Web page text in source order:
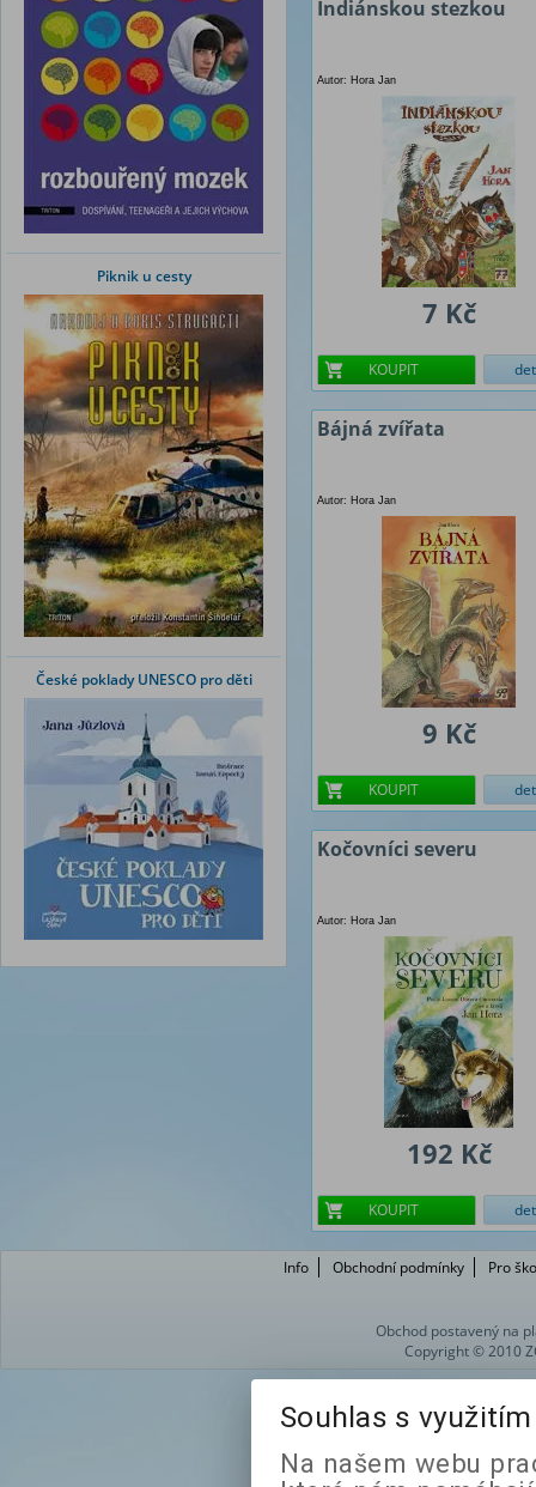
Piknik u cesty
České poklady UNESCO pro děti
Indiánskou stezkou
Autor: Hora Jan
7 Kč
KOUPIT
Bájná zvířata
Autor: Hora Jan
9 Kč
KOUPIT
Kočovníci severu
Autor: Hora Jan
192 Kč
KOUPIT
Info Obchodní podmínky Pro
Obchod postavený na
Copyright © 2010
Souhlas s
Na našem webu